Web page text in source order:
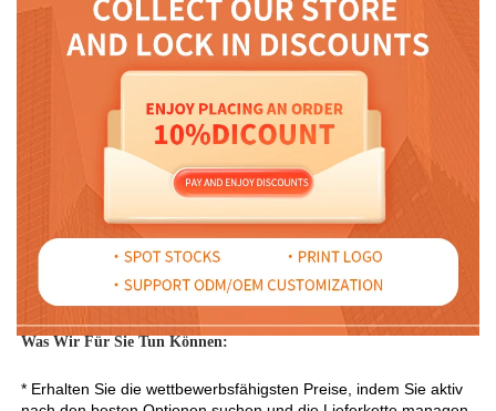
Was Wir Für Sie Tun Können:
* Erhalten Sie die wettbewerbsfähigsten Preise, indem Sie aktiv